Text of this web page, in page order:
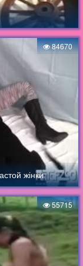
84670
жінки
55715